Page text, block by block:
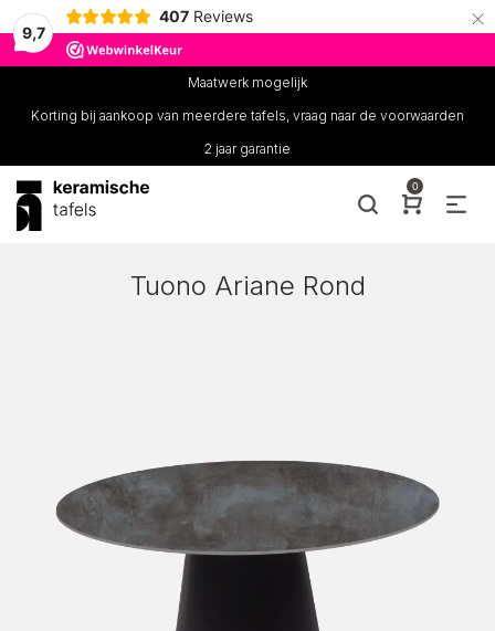
9,7
407 Reviews ×
Maatwerk mogelijk
Korting bij aankoop van meerdere tafels, vraag naar de voorwaarden
2 jaar garantie
0
Tuono Ariane Rond